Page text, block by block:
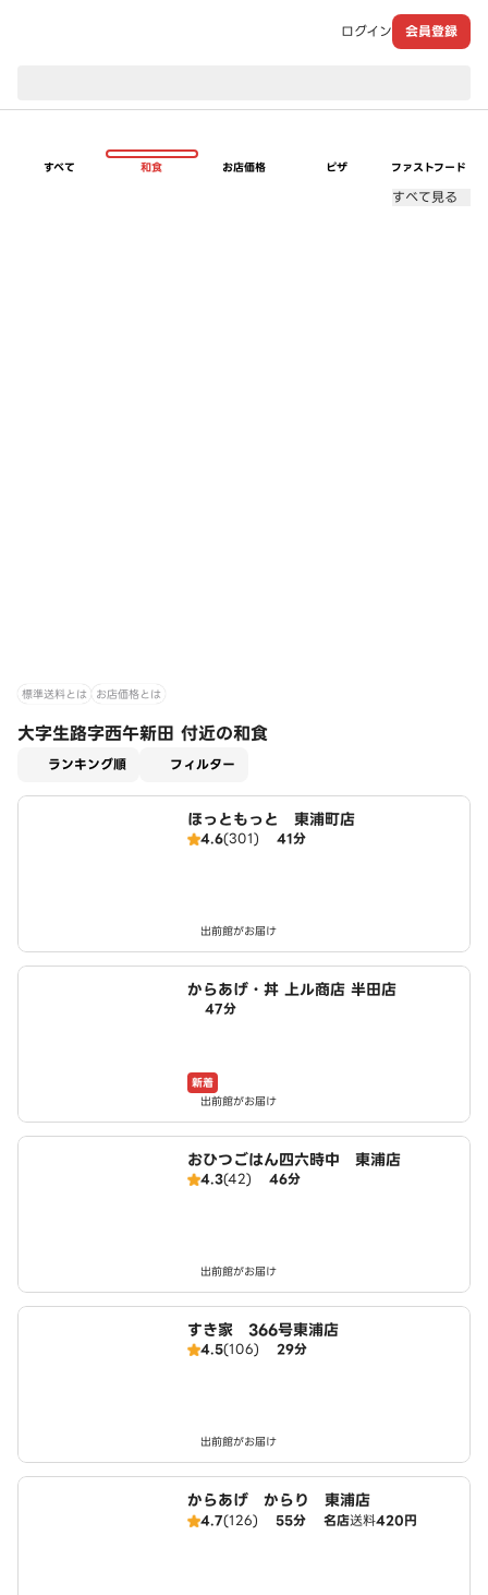
ログイン 会員登録
すべて 和食 お店価格 ピザ ファストフード
すべて見る
標準送料とは お店価格とは
大字生路字西午新田 付近の和食
ランキング順 フィルター
ほっともっと 東浦町店
4.6(301) 41分
出前館がお届け
からあげ・丼 上ル商店 半田店
47分
新着
出前館がお届け
おひつごはん四六時中 東浦店
4.3(42) 46分
出前館がお届け
すき家 366号東浦店
4.5(106) 29分
出前館がお届け
からあげ からり 東浦店
4.7(126) 55分 名店送料420円